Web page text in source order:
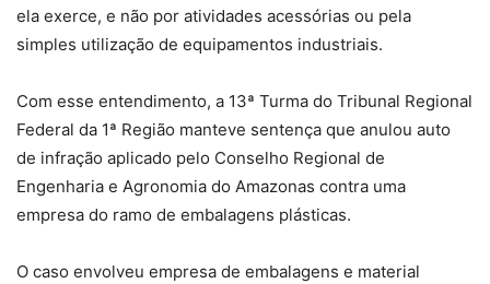
ela exerce, e não por atividades acessórias ou pela
simples utilização de equipamentos industriais.
Com esse entendimento, a 13ª Turma do Tribunal Regional
Federal da 1ª Região manteve sentença que anulou auto
de infração aplicado pelo Conselho Regional de
Engenharia e Agronomia do Amazonas contra uma
empresa do ramo de embalagens plásticas.
O caso envolveu empresa de embalagens e material